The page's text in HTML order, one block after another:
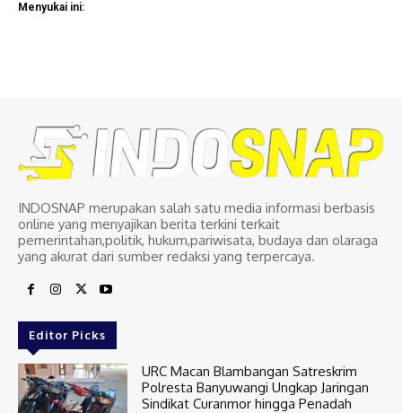
Menyukai ini:
INDOSNAP merupakan salah satu media informasi berbasis
online yang menyajikan berita terkini terkait
pemerintahan,politik, hukum,pariwisata, budaya dan olaraga
yang akurat dari sumber redaksi yang terpercaya.
Editor Picks
URC Macan Blambangan Satreskrim
Polresta Banyuwangi Ungkap Jaringan
Sindikat Curanmor hingga Penadah